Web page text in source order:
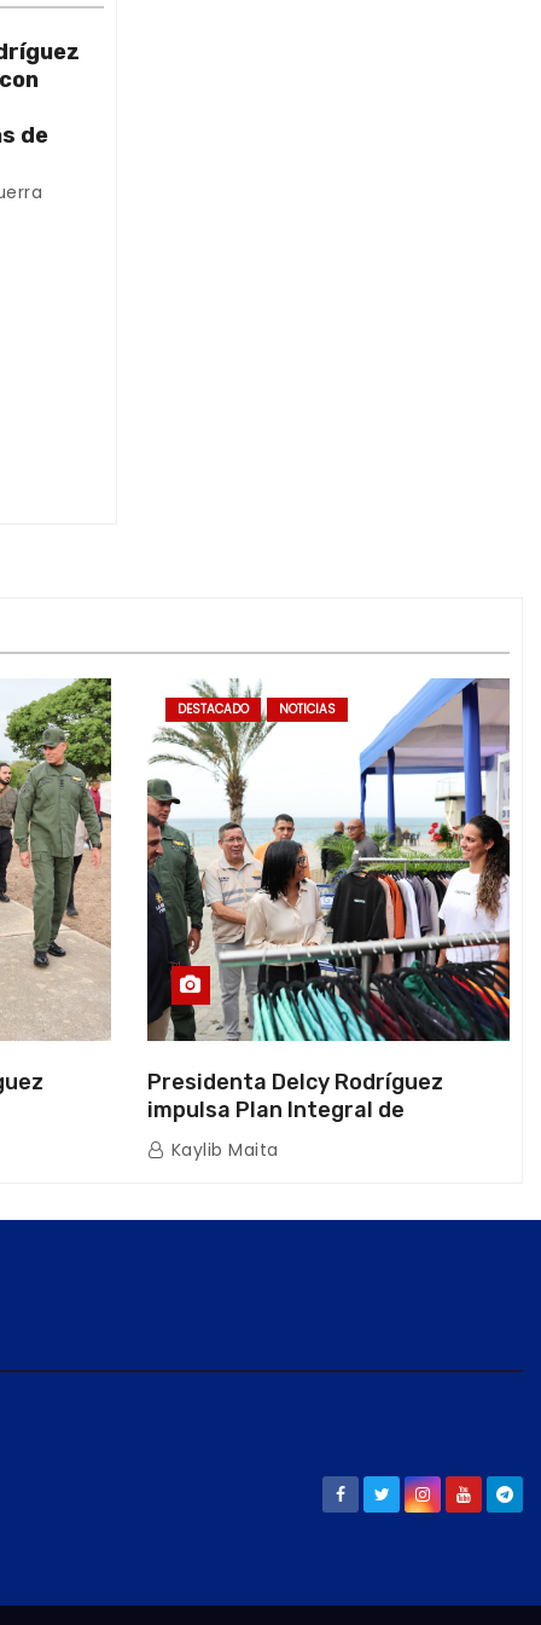
de
DESTACADO NOTICIAS
Presidenta Delcy Rodríguez
impulsa Plan Integral de
Reactivación Económica en La
Guaira
Kaylib Maita